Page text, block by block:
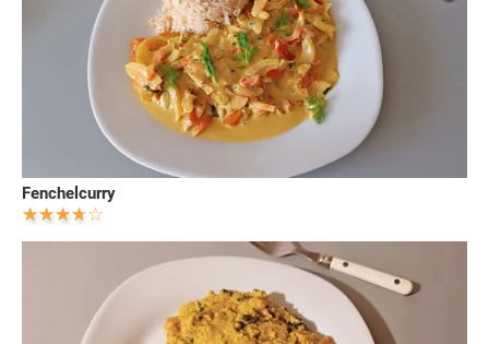
Fenchelcurry